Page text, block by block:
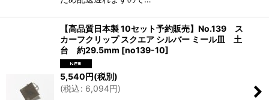
【高品質日本製 10セット予約販売】No.139 ス
カーフクリップ スクエア シルバー ミール皿 土
台 約29.5mm [no139-10]
5,540円(税別)
(税込: 6,094円)